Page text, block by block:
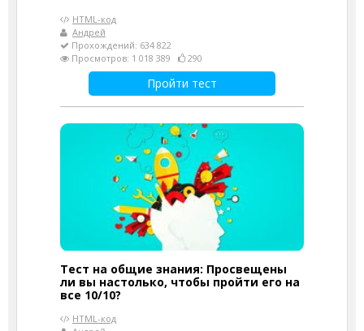
HTML-код
Андрей
Прохождений: 634 822
Просмотров: 1 018 389
290
Пройти тест
Тест на общие знания: Просвещены
ли вы настолько, чтобы пройти его на
все 10/10?
HTML-код